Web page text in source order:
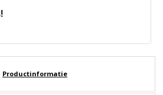
Productinformatie